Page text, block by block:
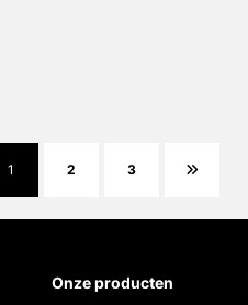
1 2 3
Onze producten